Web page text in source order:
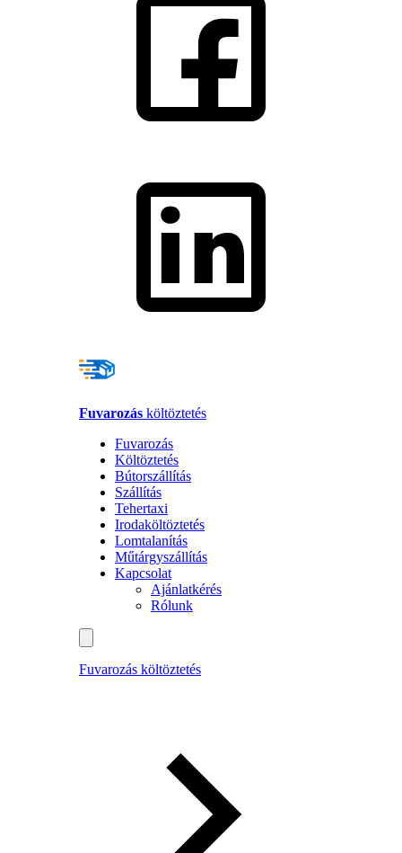
Fuvarozás költöztetés
Fuvarozás
Költöztetés
Bútorszállítás
Szállítás
Tehertaxi
Irodaköltöztetés
Lomtalanítás
Műtárgyszállítás
Kapcsolat
Ajánlatkérés
Rólunk
Fuvarozás költöztetés